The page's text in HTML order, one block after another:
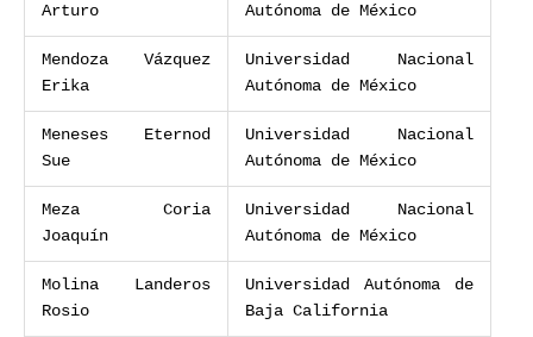
Arturo
Autónoma de México
Mendoza Vázquez
Erika
Universidad Nacional
Autónoma de México
Meneses Eternod
Sue
Universidad Nacional
Autónoma de México
Meza Coria
Joaquín
Universidad Nacional
Autónoma de México
Molina Landeros
Rosio
Universidad Autónoma de
Baja California